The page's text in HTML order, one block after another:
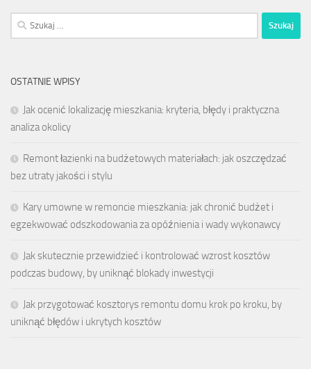
Szukaj:
OSTATNIE WPISY
Jak ocenić lokalizację mieszkania: kryteria, błędy i praktyczna
analiza okolicy
Remont łazienki na budżetowych materiałach: jak oszczędzać
bez utraty jakości i stylu
Kary umowne w remoncie mieszkania: jak chronić budżet i
egzekwować odszkodowania za opóźnienia i wady wykonawcy
Jak skutecznie przewidzieć i kontrolować wzrost kosztów
podczas budowy, by uniknąć blokady inwestycji
Jak przygotować kosztorys remontu domu krok po kroku, by
uniknąć błędów i ukrytych kosztów